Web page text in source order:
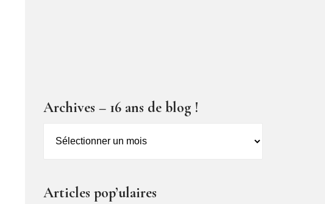
Archives – 16 ans de blog !
de
Articles pop’ulaires